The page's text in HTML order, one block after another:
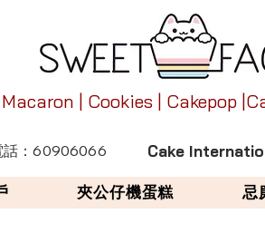
| Cookies | Cakepop
話：60906066 Cake
夾公仔機蛋糕 忌